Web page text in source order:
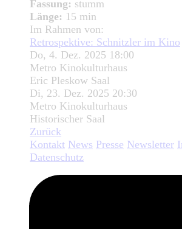
Fassung: stumm
Länge: 15 min
Im Rahmen von:
Retrospektive: Schnitzler im Kino
Do, 4. Dez. 2025 18:00
Metro Kinokulturhaus
Eric Pleskow Saal
Di, 23. Dez. 2025 20:30
Metro Kinokulturhaus
Historischer Saal
Zurück
Kontakt News Presse Newsletter
Datenschutz